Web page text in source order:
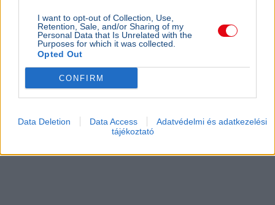
I want to opt-out of Collection, Use,
Retention, Sale, and/or Sharing of my
Personal Data that Is Unrelated with the
Purposes for which it was collected.
Opted Out
CONFIRM
Data Deletion Data Access
Adatvédelmi és adatkezelési
tájékoztató